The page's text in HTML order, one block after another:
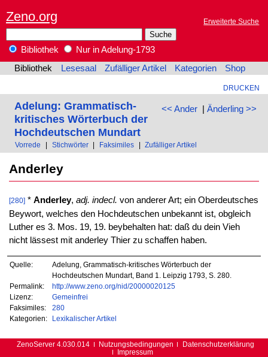
Zeno.org Erweiterte Suche
Bibliothek
Nur in Adelung-1793
Bibliothek
Lesesaal Zufälliger Artikel Kategorien Shop
DRUCKEN
<< Ander| Änderling >>
Adelung: Grammatisch-
kritisches Wörterbuch der
Hochdeutschen Mundart
Vorrede Stichwörter Faksimiles Zufälliger Artikel
Anderley
[280]* Anderley, adj. indecl. von anderer Art; ein Oberdeutsches
Beywort, welches den Hochdeutschen unbekannt ist, obgleich
Luther es 3. Mos. 19, 19. beybehalten hat: daß du dein Vieh
nicht lässest mit anderley Thier zu schaffen haben.
Quelle:
Adelung, Grammatisch-kritisches Wörterbuch der
Hochdeutschen Mundart, Band 1. Leipzig 1793, S. 280.
Permalink:
http://www.zeno.org/nid/20000020125
Lizenz:
Gemeinfrei
Faksimiles:
280
Kategorien:
Lexikalischer Artikel
ZenoServer 4.030.014 Nutzungsbedingungen
Datenschutzerklärung
Impressum